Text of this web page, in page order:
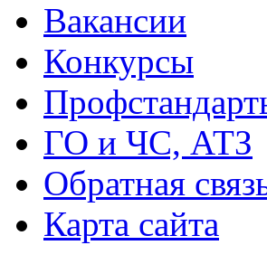
Вакансии
Конкурсы
ГО и ЧС, АТЗ
Обратная
Карта сайта